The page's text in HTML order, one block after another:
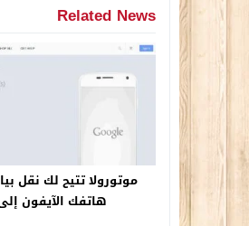
Related News
موتورولا تتيح لك نقل
هاتفك الآيفون